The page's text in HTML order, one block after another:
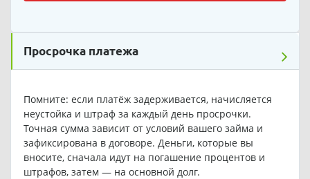
Просрочка платежа
Помните: если платёж задерживается, начисляется
неустойка и штраф за каждый день просрочки.
Точная сумма зависит от условий вашего займа и
зафиксирована в договоре. Деньги, которые вы
вносите, сначала идут на погашение процентов и
штрафов, затем — на основной долг.